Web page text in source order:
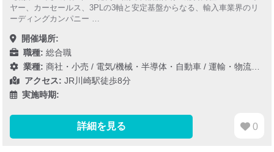
ヤー、カーセールス、3PLの3軸と安定基盤からなる、輸入車業界のリ
ーディングカンパニー …
開催場所:
職種: 総合職
業種: 商社・小売 / 電気/機械・半導体・自動車 /運輸・物流・インフラ
アクセス: JR川崎駅徒歩8分
実施時期:
詳細を見る 0